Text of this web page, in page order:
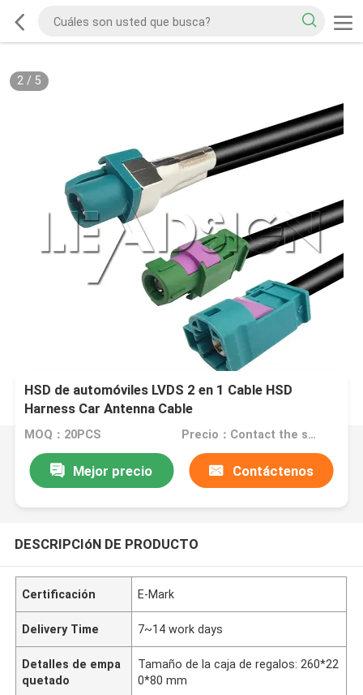
2/ 5
HSD de automóviles LVDS 2 en 1 Cable HSD
Harness Car Antenna Cable
MOQ：20PCS Precio：Contact the seller
Mejor precio Contáctenos
DESCRIPCIóN DE PRODUCTO
Certificación E-Mark
Delivery Time 7~14 work days
Detalles de empa
quetado
Tamaño de la caja de regalos: 260*22
0*80 mm